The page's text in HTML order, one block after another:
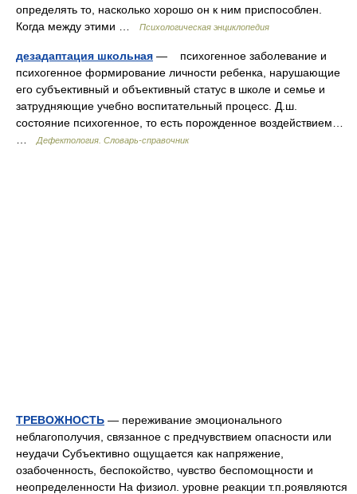
определять то, насколько хорошо он к ним приспособлен.
Когда между этими …
Психологическая энциклопедия
дезадаптация школьная — психогенное заболевание и
психогенное формирование личности ребенка, нарушающие
его субъективный и объективный статус в школе и семье и
затрудняющие учебно воспитательный процесс. Д.ш.
состояние психогенное, то есть порожденное воздействием…
Дефектология. Словарь-справочник
ТРЕВОЖНОСТЬ — переживание эмоционального
неблагополучия, связанное с предчувствием опасности или
неудачи Субъективно ощущается как напряжение,
озабоченность, беспокойство, чувство беспомощности и
неопределенности На физиол. уровне реакции т.п.роявляются